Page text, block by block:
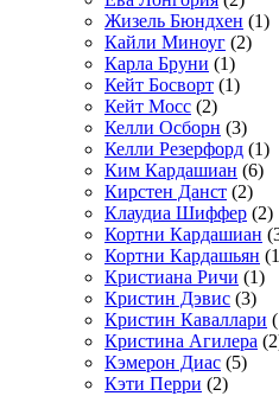
Жизель Бюндхен (1)
Кайли Миноуг (2)
Карла Бруни (1)
Кейт Босворт (1)
Кейт Мосс (2)
Келли Осборн (3)
Келли Резерфорд (1)
Ким Кардашиан (6)
Кирстен Данст (2)
Клаудиа Шиффер (2)
Кортни Кардашиан
Кортни Кардашьян
Кристиана Ричи (1)
Кристин Дэвис (3)
Кристин Каваллари
Кристина Агилера
Кэмерон Диас (5)
Кэти Перри (2)